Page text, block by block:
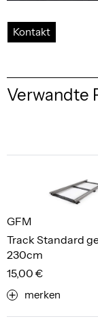
Kontakt
Verwandte
Track Standard
230cm
GFM
15,00 €
merken